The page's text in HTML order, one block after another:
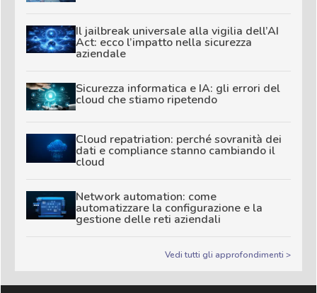
Il jailbreak universale alla vigilia dell’AI
Act: ecco l’impatto nella sicurezza
aziendale
Sicurezza informatica e IA: gli errori del
cloud che stiamo ripetendo
Cloud repatriation: perché sovranità dei
dati e compliance stanno cambiando il
cloud
Network automation: come
automatizzare la configurazione e la
gestione delle reti aziendali
Vedi tutti gli approfondimenti >